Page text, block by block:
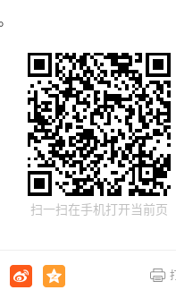
扫一扫在手机打开当前页